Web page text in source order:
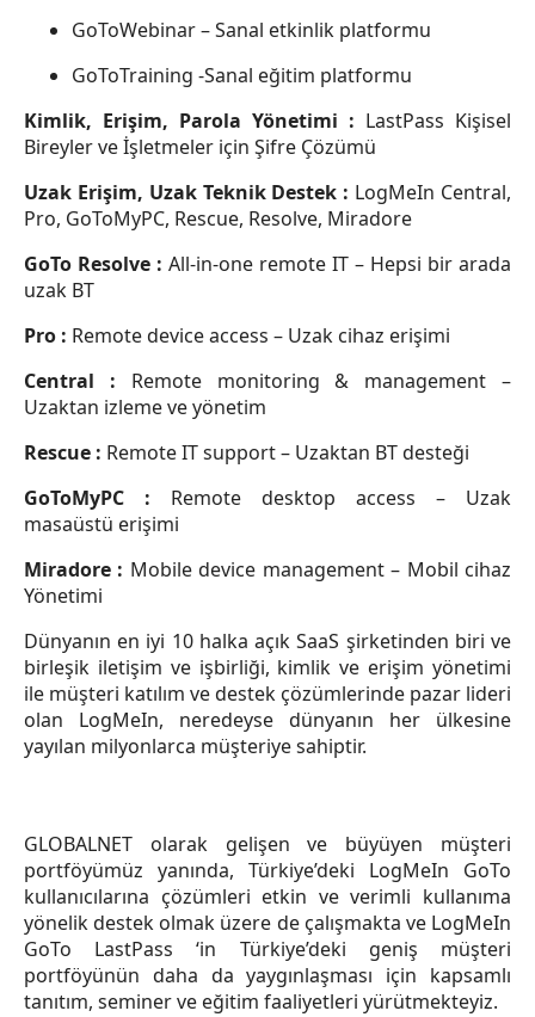
GoToWebinar – Sanal etkinlik platformu
GoToTraining -Sanal eğitim platformu
Kimlik, Erişim, Parola Yönetimi : LastPass Kişisel
Bireyler ve İşletmeler için Şifre Çözümü
Uzak Erişim, Uzak Teknik Destek : LogMeIn Central,
Pro, GoToMyPC, Rescue, Resolve, Miradore
GoTo Resolve : All-in-one remote IT – Hepsi bir arada
uzak BT
Pro : Remote device access – Uzak cihaz erişimi
Central : Remote monitoring & management –
Uzaktan izleme ve yönetim
Rescue : Remote IT support – Uzaktan BT desteği
GoToMyPC : Remote desktop access – Uzak
masaüstü erişimi
Miradore : Mobile device management – Mobil cihaz
Yönetimi
Dünyanın en iyi 10 halka açık SaaS şirketinden biri ve
birleşik iletişim ve işbirliği, kimlik ve erişim yönetimi
ile müşteri katılım ve destek çözümlerinde pazar lideri
olan LogMeIn, neredeyse dünyanın her ülkesine
yayılan milyonlarca müşteriye sahiptir.
GLOBALNET olarak gelişen ve büyüyen müşteri
portföyümüz yanında, Türkiye’deki LogMeIn GoTo
kullanıcılarına çözümleri etkin ve verimli kullanıma
yönelik destek olmak üzere de çalışmakta ve LogMeIn
GoTo LastPass ‘in Türkiye’deki geniş müşteri
portföyünün daha da yaygınlaşması için kapsamlı
tanıtım, seminer ve eğitim faaliyetleri yürütmekteyiz.